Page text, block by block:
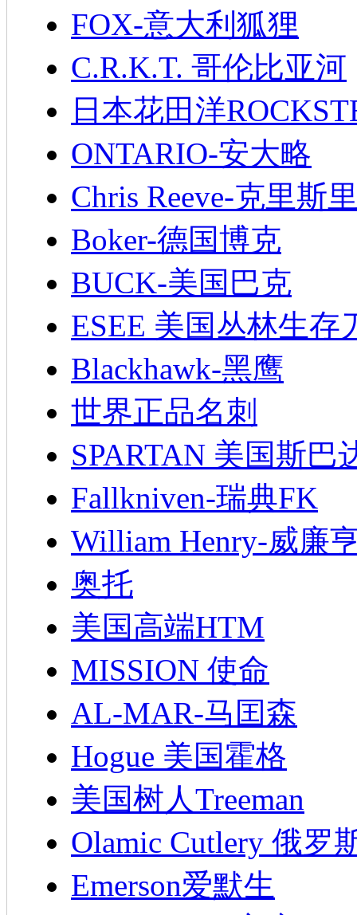
FOX-意大利狐狸
C.R.K.T. 哥伦比亚河
日本花田洋
ONTARIO-安大略
Chris Reeve-克里斯
Boker-德国博克
BUCK-美国巴克
ESEE 美国丛林生存
Blackhawk-黑鹰
世界正品名刺
SPARTAN 美国斯巴
Fallkniven-瑞典FK
William Henry-威廉
奥托
美国高端HTM
MISSION 使命
AL-MAR-马囯森
Hogue 美国霍格
美国树人Treeman
Olamic Cutlery 俄罗
Emerson爱默生